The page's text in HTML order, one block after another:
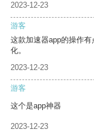
2023-12-23
游客
这款加速器app的操作
化。
2023-12-23
游客
这个是app神器
2023-12-23